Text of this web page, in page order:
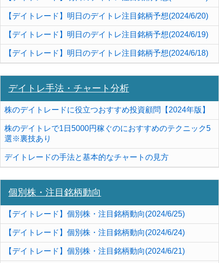
【デイトレード】明日のデイトレ注目銘柄予想(2024/6/20)
【デイトレード】明日のデイトレ注目銘柄予想(2024/6/19)
【デイトレード】明日のデイトレ注目銘柄予想(2024/6/18)
デイトレ手法・チャート分析
株のデイトレードに役立つおすすめ投資顧問【2024年版】
株のデイトレで1日5000円稼ぐのにおすすめのテクニック5
選※裏技あり
デイトレードの手法と基本的なチャートの見方
個別株・注目銘柄動向
【デイトレード】個別株・注目銘柄動向(2024/6/25)
【デイトレード】個別株・注目銘柄動向(2024/6/24)
【デイトレード】個別株・注目銘柄動向(2024/6/21)